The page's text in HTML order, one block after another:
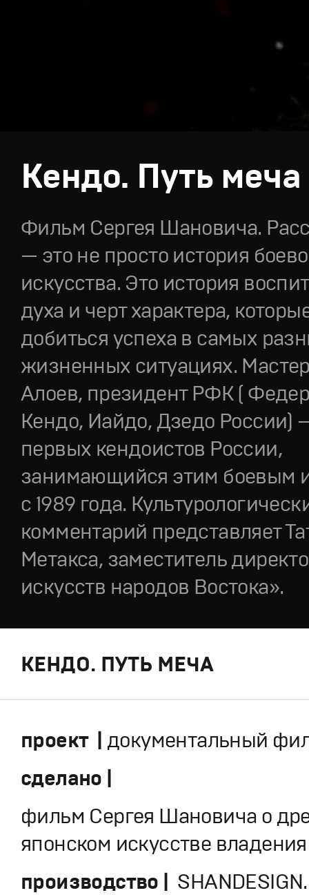
Кендо. Путь меча
Фильм Сергея Шановича.
— это не просто история
искусства. Это история
духа и черт характера,
добиться успеха в самых
жизненных ситуациях.
Алоев, президент РФК (
Кендо, Иайдо, Дзедо России)
первых кендоистов России,
занимающийся этим боевым
с 1989 года.
комментарий представляет
Метакса, заместитель
искусств народов Востока».
КЕНДО. ПУТЬ МЕЧА
проект | документальный
сделано |
фильм Сергея Шановича о
японском искусстве
производство |